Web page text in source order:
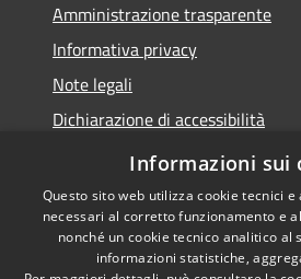
Amministrazione trasparente
Informativa privacy
Note legali
Dichiarazione di accessibilità
Piano di miglioramento del sito
Informazioni sui
Questo sito web utilizza cookie tecnici
necessari al corretto funzionamento e
nonché un cookie tecnico analitico al
informazioni statistiche,